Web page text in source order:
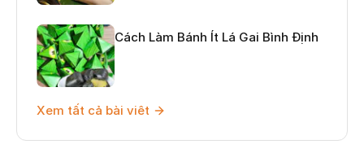
Cách Làm Bánh Ít Lá Gai Bình Định
Xem tất cả bài viêt